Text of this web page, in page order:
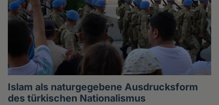
Islam als naturgegebene Ausdrucksform
des türkischen Nationalismus